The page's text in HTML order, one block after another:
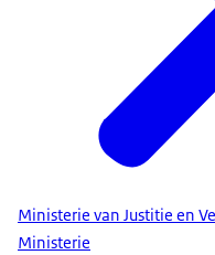
Ministerie van Justitie en
Ministerie